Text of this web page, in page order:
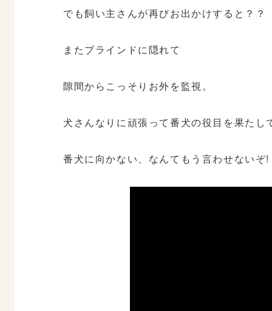
でも飼い主さんが再びお出かけすると？？
またブラインドに隠れて
隙間からこっそりお外を監視。
犬さんなりに頑張って番犬の役目を果たし
番犬に向かない、なんてもう言わせないぞ!